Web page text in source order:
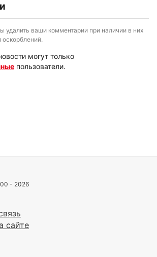
ваши комментарии при наличии в них
оскорблений.
могут только
пользователи.
- 2026
сайте